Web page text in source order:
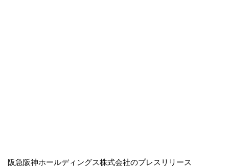
阪急阪神ホールディングス株式会社のプレスリリース